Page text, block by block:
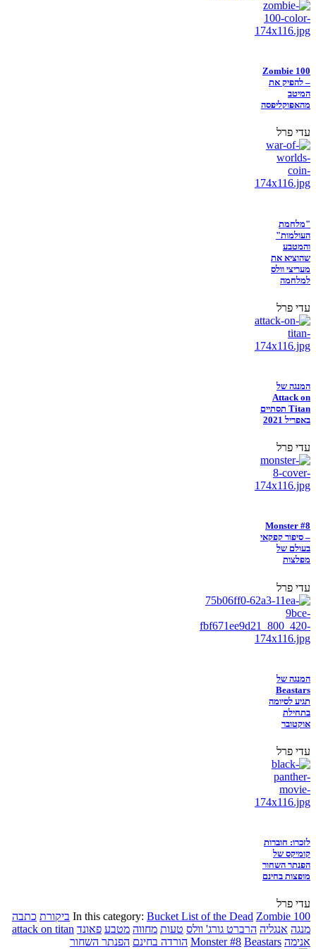
Zombie 100
– להפיק את
המיטב
מהאפוקליפסה
עדי פרל
"מלחמת
העולמות"
והמטבע
שהוציא את
מעריצי וולס
למלחמה
עדי פרל
המנגה של
Attack on
Titan תסתיים
באפריל 2021
עדי פרל
Monster #8
– סיפור קפקאי
בעולם של
מפלצות
עדי פרל
המנגה של
Beastars
תגיע לסיומה
בתחילת
אוקטובר
עדי פרל
לזכרו: חוברות
קומיקס של
הפנתר השחור
מופצות בחינם
עדי פרל
In this category: Bucket List of the Dead Zombie 100 ביקורת כתבה
מנגה אנגליה הרברט גורג' וולס טעות מחווה מטבע פאונד attack on titan
אנימה
Monster #8 Beastars הורדה בחינם הפנתר השחור